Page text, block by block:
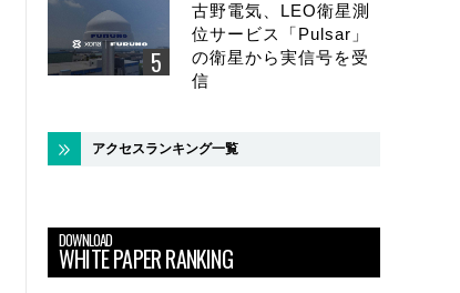
古野電気、LEO衛星測
位サービス「Pulsar」
の衛星から実信号を受
信
アクセスランキング一覧
DOWNLOAD
WHITE PAPER RANKING